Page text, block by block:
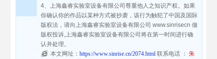
4、上海鑫睿实验室设备有限公司尊重他人之知识产权。如果
你确认你的作品以某种方式被抄袭，该行为触犯了中国及国际
版权法，请向上海鑫睿实验室设备有限公司 www.sinrisecn 做
版权投诉,上海鑫睿实验室设备有限公司将在第一时间进行确
认并处理。
本文网址：https://www.sinrise.cn/2074.html 联系电话 ：朱